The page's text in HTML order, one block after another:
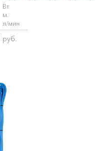
Вт
м.
л/мин
руб.